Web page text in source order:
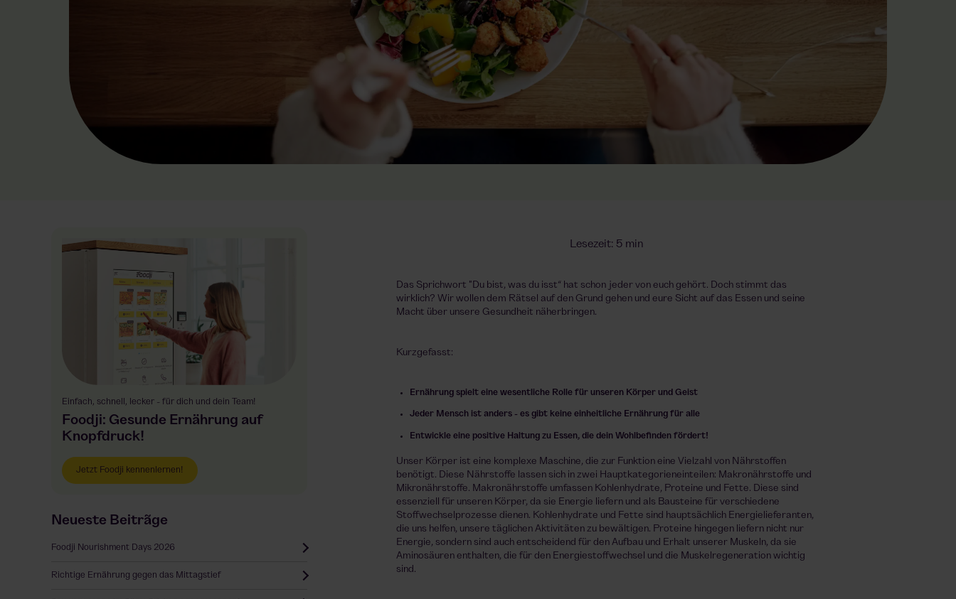
Einfach, schnell, lecker - für dich und dein Team!
Foodji: Gesunde Ernährung auf
Knopfdruck!
Jetzt Foodji kennenlernen!
Neueste Beitrãge
Foodji Nourishment Days 2026
Richtige Ernährung gegen das Mittagstief
Lesezeit: 5 min
Das Sprichwort "Du bist, was du isst“ hat schon jeder von euch gehört. Doch stimmt das
wirklich? Wir wollen dem Rätsel auf den Grund gehen und eure Sicht auf das Essen und seine
Macht über unsere Gesundheit näherbringen.
Kurzgefasst:
Ernährung spielt eine wesentliche Rolle für unseren Körper und Geist
Jeder Mensch ist anders - es gibt keine einheitliche Ernährung für alle
Entwickle eine positive Haltung zu Essen, die dein Wohlbefinden fördert!
Unser Körper ist eine komplexe Maschine, die zur Funktion eine Vielzahl von Nährstoffen
benötigt. Diese Nährstoffe lassen sich in zwei Hauptkategorieneinteilen: Makronährstoffe und
Mikronährstoffe. Makronährstoffe umfassen Kohlenhydrate, Proteine und Fette. Diese sind
essenziell für unseren Körper, da sie Energie liefern und als Bausteine für verschiedene
Stoffwechselprozesse dienen. Kohlenhydrate und Fette sind hauptsächlich Energielieferanten,
die uns helfen, unsere täglichen Aktivitäten zu bewältigen. Proteine hingegen liefern nicht nur
Energie, sondern sind auch entscheidend für den Aufbau und Erhalt unserer Muskeln, da sie
Aminosäuren enthalten, die für den Energiestoffwechsel und die Muskelregeneration wichtig
sind.